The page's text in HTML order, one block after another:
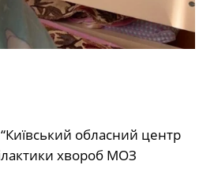
обласний центр
хвороб МОЗ